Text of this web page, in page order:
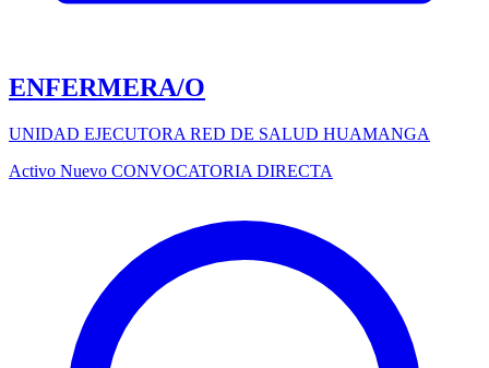
ENFERMERA/O
UNIDAD EJECUTORA RED DE SALUD HUAMANGA
Activo Nuevo CONVOCATORIA DIRECTA